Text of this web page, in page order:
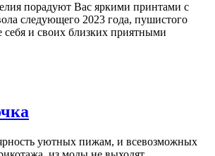
порадуют Вас яркими принтами с
следующего 2023 года, пушистого
себя и своих близких приятными
уютных пижам, и всевозможных